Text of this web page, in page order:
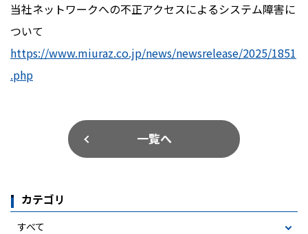
当社ネットワークへの不正アクセスによるシステム障害に
ついて
https://www.miuraz.co.jp/news/newsrelease/2025/1851
.php
一覧へ
カテゴリ
すべて